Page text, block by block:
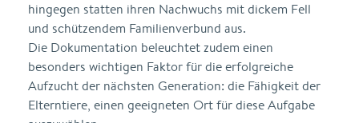
hingegen statten ihren Nachwuchs mit dickem Fell
und schützendem Familienverbund aus.
Die Dokumentation beleuchtet zudem einen
besonders wichtigen Faktor für die erfolgreiche
Aufzucht der nächsten Generation: die Fähigkeit der
Elterntiere, einen geeigneten Ort für diese Aufgabe